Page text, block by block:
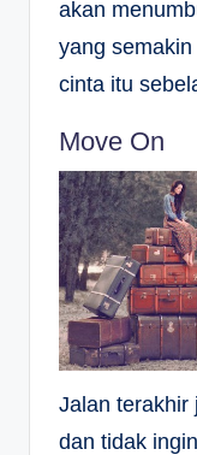
akan
yang
cinta itu
Move On
Jalan terakhir
dan tidak